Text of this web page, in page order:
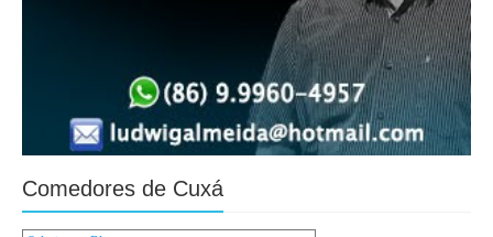
Comedores de Cuxá